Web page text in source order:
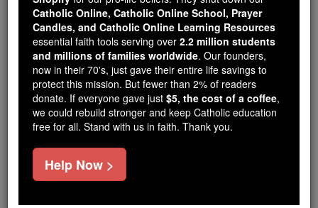
We ask you, urgently: don't scroll past this
Dear readers, Catholic Online
wasde-platformed by Shopify
for our pro-life beliefs. They
shut down ourCatholic
Online, Catholic Online School, Prayer Candles, and
tools serving over
families worldwide. Our founders, now in their 70's,
Catholic Online, Catholic Online School, Prayer
Candles, and Catholic Online Learning Resources
essential faith tools serving over 2.2 million students
and millions of families worldwide. Our founders,
now in their 70's, just gave their entire life savings to
protect this mission. But fewer than 2% of readers
donate. If everyone gave just $5, the cost of a coffee,
we could rebuild stronger and keep Catholic education
free for all. Stand with us in faith. Thank you.
Help Now >